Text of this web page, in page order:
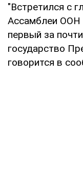
"Встретился с
Ассамблеи ООН
первый за
государство
говорится в